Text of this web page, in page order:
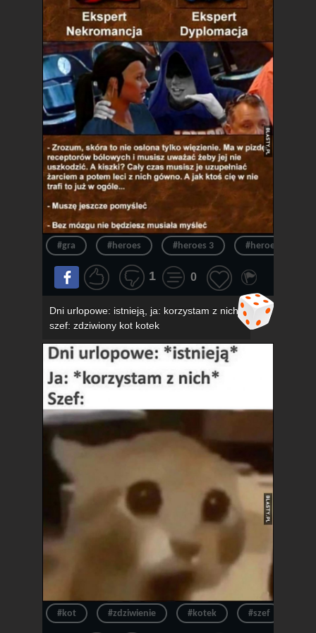
#gra #heroes #heroes 3 #heroes of
1 0
Dni urlopowe: istnieją, ja: korzystam z nich,
szef: zdziwiony kot kotek
#kot #zdziwienie #kotek #szef